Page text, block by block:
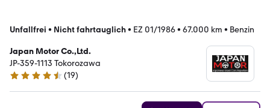
Unfallfrei • Nicht fahrtauglich• EZ 01/1986• 67.000 km • Benzin
Japan Motor Co.,Ltd.
JP-359-1113 Tokorozawa
4.3 Sterne
(19)